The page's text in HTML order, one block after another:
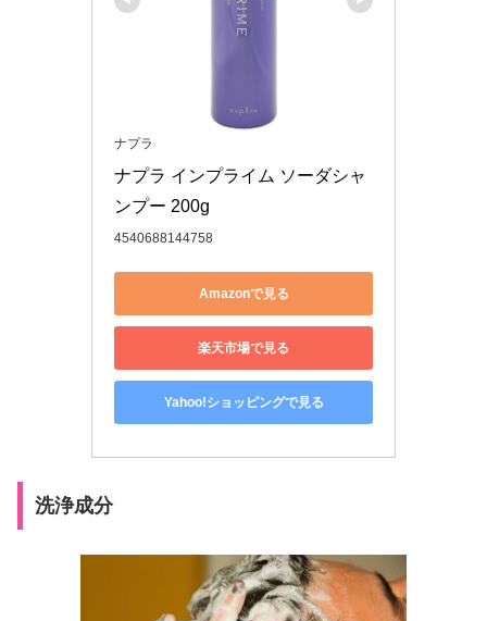
ナプラ
ナプラ インプライム ソーダシャ
ンプー 200g
4540688144758
Amazonで見る
楽天市場で見る
Yahoo!ショッピングで見る
洗浄成分